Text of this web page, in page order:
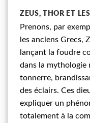
ZEUS, THOR ET
Prenons, par
les anciens Grecs,
lançant la foudre
dans la mythologie
tonnerre,
des éclairs. Ces
expliquer un
totalement à la